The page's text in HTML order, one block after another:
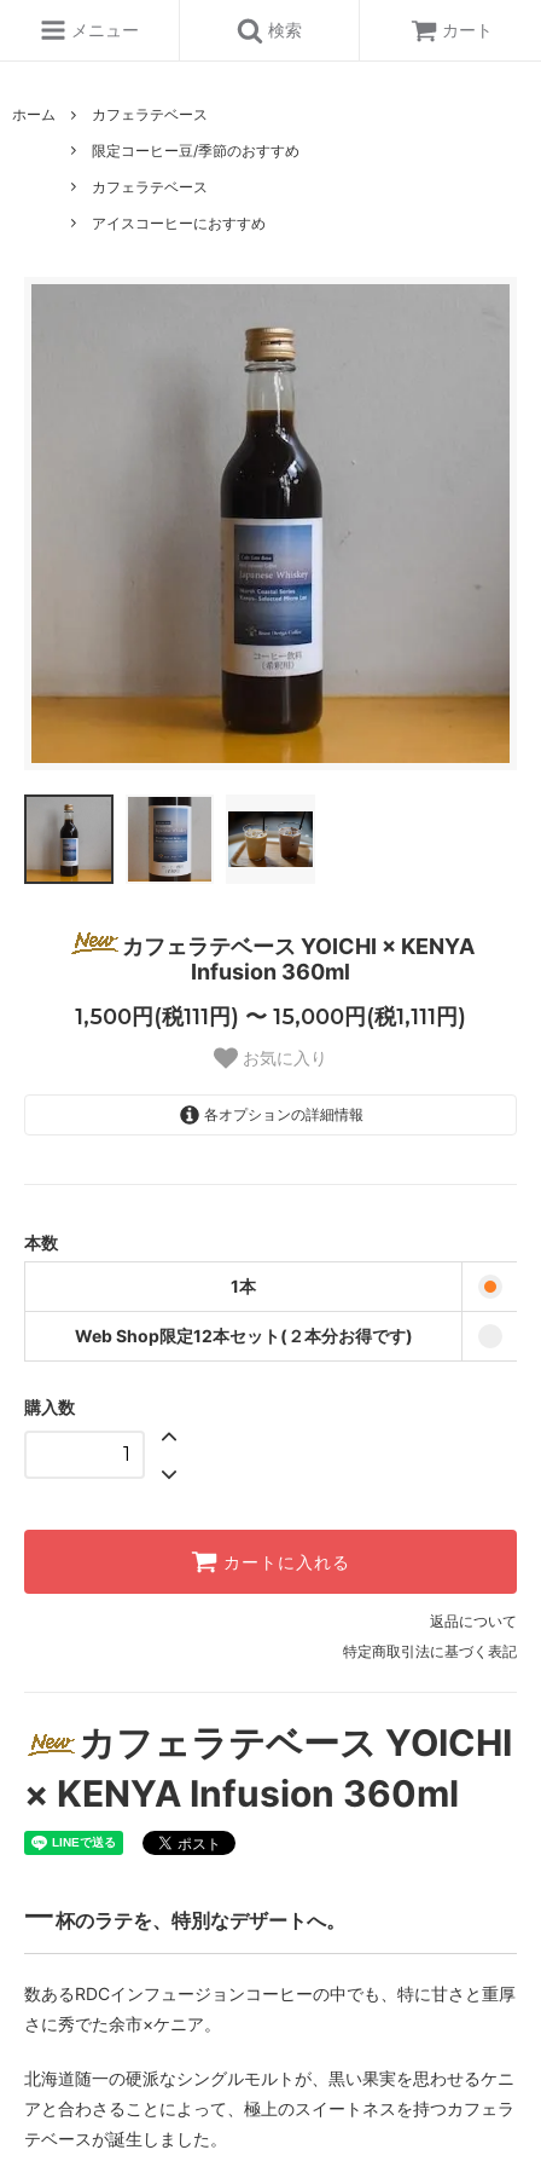
メニュー 検索 カート
ホーム
カフェラテベース
限定コーヒー豆/季節のおすすめ
カフェラテベース
アイスコーヒーにおすすめ
カフェラテベース YOICHI × KENYA
Infusion 360ml
1,500円(税111円) 〜 15,000円(税1,111円)
お気に入り
各オプションの詳細情報
本数
1本
Web Shop限定12本セット(２本分お得です)
購入数
カートに入れる
返品について
特定商取引法に基づく表記
カフェラテベース YOICHI
× KENYA Infusion 360ml
一杯のラテを、特別なデザートへ。
数あるRDCインフュージョンコーヒーの中でも、特に甘さと重厚
さに秀でた余市×ケニア。
北海道随一の硬派なシングルモルトが、黒い果実を思わせるケニ
アと合わさることによって、極上のスイートネスを持つカフェラ
テベースが誕生しました。